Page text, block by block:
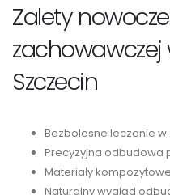
Zalety
zachowawczej
Szczecin
Bezbolesne leczenie
Precyzyjna odbudowa
Materiały
Naturalny wygląd